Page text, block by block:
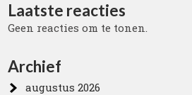
Laatste reacties
Geen reacties om te tonen.
Archief
augustus 2026